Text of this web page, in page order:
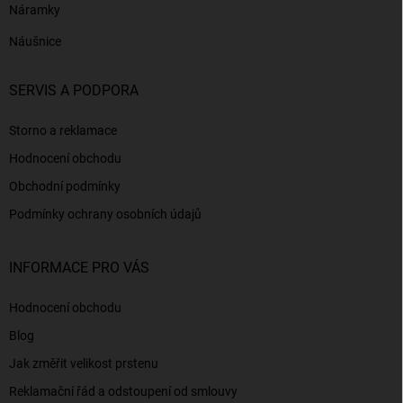
Náramky
Náušnice
SERVIS A PODPORA
Storno a reklamace
Hodnocení obchodu
Obchodní podmínky
Podmínky ochrany osobních údajů
INFORMACE PRO VÁS
Hodnocení obchodu
Blog
Jak změřit velikost prstenu
Reklamační řád a odstoupení od smlouvy